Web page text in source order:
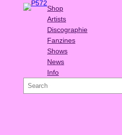
Shop
Artists
Discographie
Fanzines
Shows
News
Info
e